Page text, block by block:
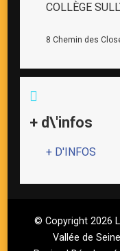
COLLÈGE
8 Chemin des
+ d\'infos
+ D'INFOS
© Copyright 2026
Vallée de Seine